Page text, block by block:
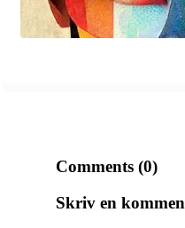
Comments (0)
Skriv en